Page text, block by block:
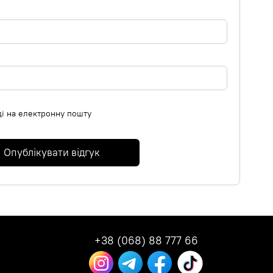
на електронну пошту
Опублікувати відгук
+38 (068) 88 777 66